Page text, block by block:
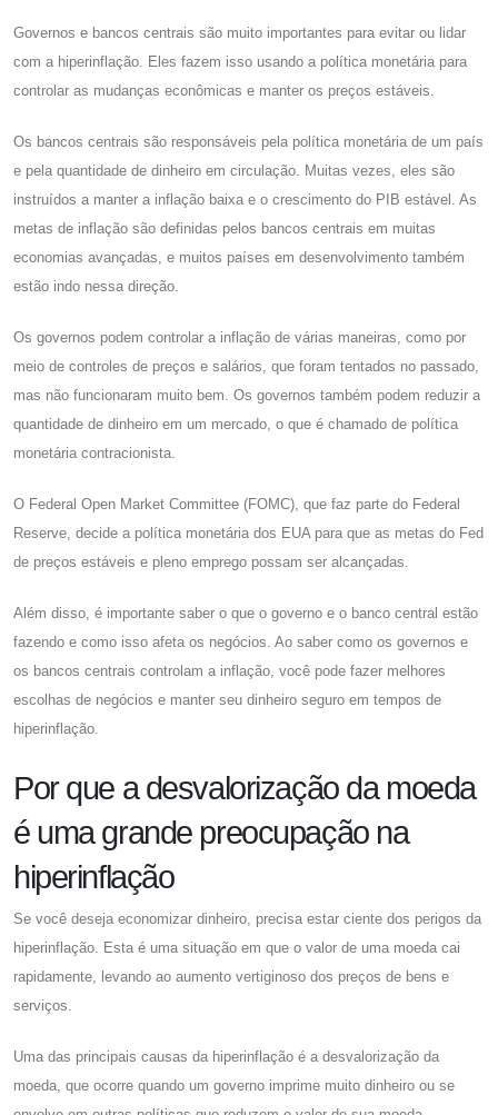
Governos e bancos centrais são muito importantes para evitar ou lidar
com a hiperinflação. Eles fazem isso usando a política monetária para
controlar as mudanças econômicas e manter os preços estáveis.
Os bancos centrais são responsáveis ​​pela política monetária de um país
e pela quantidade de dinheiro em circulação. Muitas vezes, eles são
instruídos a manter a inflação baixa e o crescimento do PIB estável. As
metas de inflação são definidas pelos bancos centrais em muitas
economias avançadas, e muitos países em desenvolvimento também
estão indo nessa direção.
Os governos podem controlar a inflação de várias maneiras, como por
meio de controles de preços e salários, que foram tentados no passado,
mas não funcionaram muito bem. Os governos também podem reduzir a
quantidade de dinheiro em um mercado, o que é chamado de política
monetária contracionista.
O Federal Open Market Committee (FOMC), que faz parte do Federal
Reserve, decide a política monetária dos EUA para que as metas do Fed
de preços estáveis ​​e pleno emprego possam ser alcançadas.
Além disso, é importante saber o que o governo e o banco central estão
fazendo e como isso afeta os negócios. Ao saber como os governos e
os bancos centrais controlam a inflação, você pode fazer melhores
escolhas de negócios e manter seu dinheiro seguro em tempos de
hiperinflação.
Por que a desvalorização da moeda
é uma grande preocupação na
hiperinflação
Se você deseja economizar dinheiro, precisa estar ciente dos perigos da
hiperinflação. Esta é uma situação em que o valor de uma moeda cai
rapidamente, levando ao aumento vertiginoso dos preços de bens e
serviços.
Uma das principais causas da hiperinflação é a desvalorização da
moeda, que ocorre quando um governo imprime muito dinheiro ou se